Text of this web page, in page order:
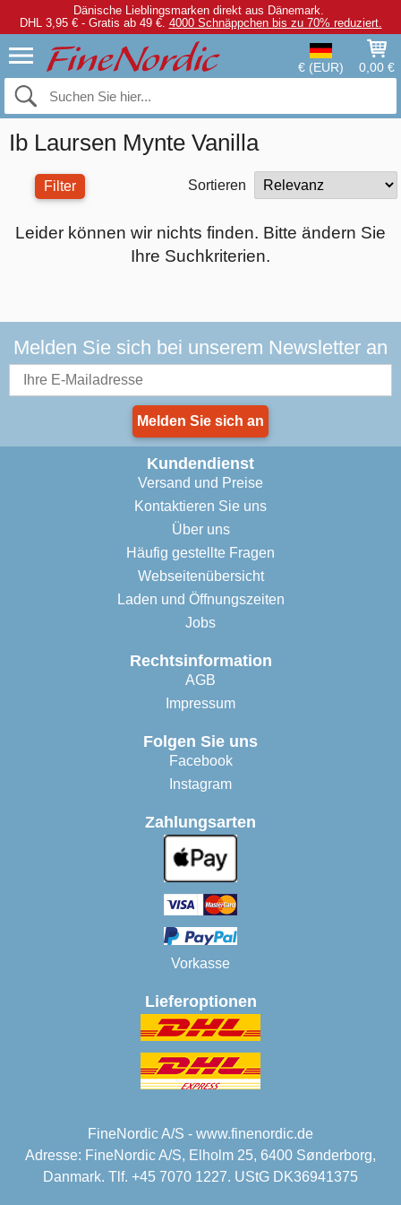
Dänische Lieblingsmarken direkt aus Dänemark.
DHL 3,95 € - Gratis ab 49 €. 4000 Schnäppchen bis zu 70% reduziert.
€ (EUR) 0,00 €
Ib Laursen Mynte Vanilla
Filter Sortieren
Leider können wir nichts finden. Bitte ändern Sie
Ihre Suchkriterien.
Melden Sie sich bei unserem Newsletter an
Melden Sie sich an
Kundendienst
Versand und Preise
Kontaktieren Sie uns
Über uns
Häufig gestellte Fragen
Webseitenübersicht
Laden und Öffnungszeiten
Jobs
Rechtsinformation
AGB
Impressum
Folgen Sie uns
Facebook
Instagram
Zahlungsarten
Vorkasse
Lieferoptionen
FineNordic A/S - www.finenordic.de
Adresse: FineNordic A/S, Elholm 25, 6400 Sønderborg,
Danmark. Tlf. +45 7070 1227. UStG DK36941375